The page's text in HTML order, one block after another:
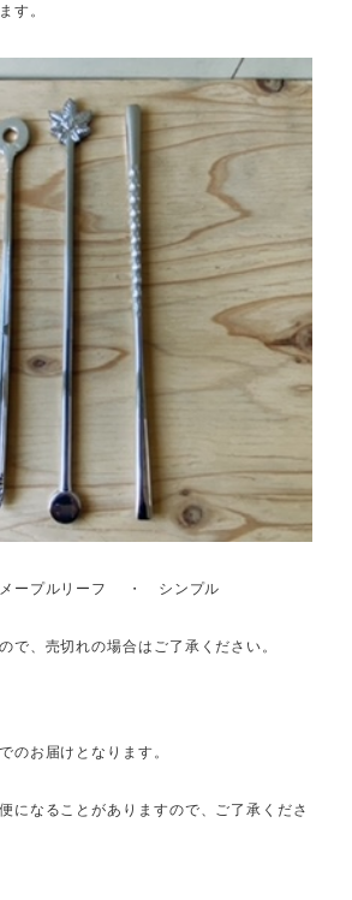
す。
プルリーフ ・ シンプル
で、売切れの場合はご了承ください。
のお届けとなります。
になることがありますので、ご了承くださ